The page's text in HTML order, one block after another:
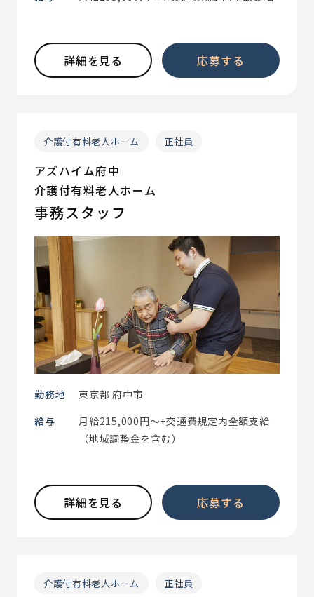
詳細を見る 応募する
介護付有料老人ホーム 正社員
アズハイム府中
介護付有料老人ホーム
事務スタッフ
勤務地
東京都 府中市
給与
月給215,000円～+交通費規定内全額支給
（地域調整金を含む）
詳細を見る 応募する
介護付有料老人ホーム 正社員